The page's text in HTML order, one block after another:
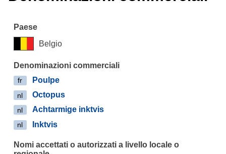
Belgio
fr Poulpe
nl Octopus
nl Achtarmige inktvis
nl Inktvis